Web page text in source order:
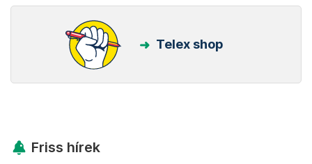
Kövess minket Facebookon is!